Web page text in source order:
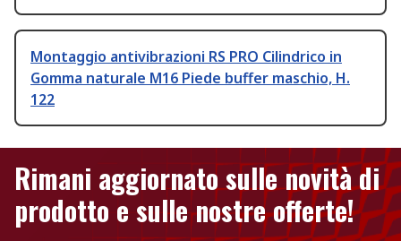
Montaggio antivibrazioni RS PRO Cilindrico in
Gomma naturale M16 Piede buffer maschio, H.
122
Rimani aggiornato sulle novità di
prodotto e sulle nostre offerte!